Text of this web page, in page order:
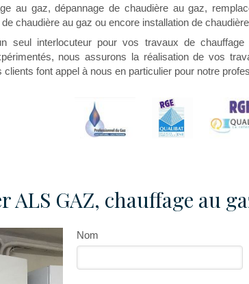
au gaz, dépannage de chaudière au gaz,
chaudière au gaz ou encore installation de
seul interlocuteur pour vos travaux de
nous assurons la réalisation de vos
clients font appel à nous en particulier pour notre
ALS GAZ, chauffage au
Nom